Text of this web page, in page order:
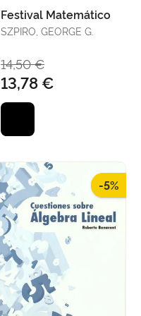
Festival Matemático
SZPIRO, GEORGE G.
14,50 €
13,78 €
-5%